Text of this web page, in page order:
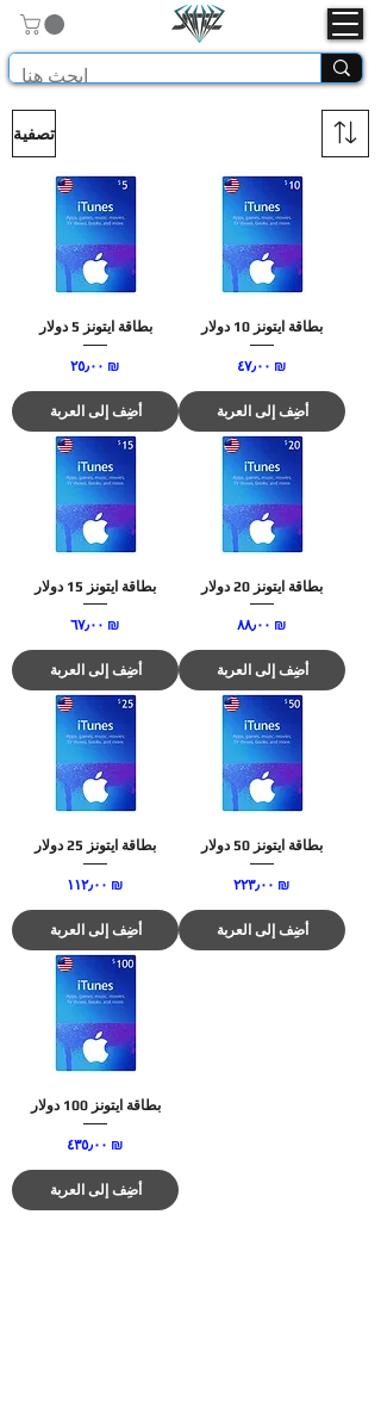
تصفية
بطاقة ايتونز 5 دولار
السعر ‏٢٥٫٠٠ ₪
أضِف إلى العربة
بطاقة ايتونز 10 دولار
السعر ‏٤٧٫٠٠ ₪
أضِف إلى العربة
بطاقة ايتونز 15 دولار
السعر ‏٦٧٫٠٠ ₪
أضِف إلى العربة
بطاقة ايتونز 20 دولار
السعر ‏٨٨٫٠٠ ₪
أضِف إلى العربة
بطاقة ايتونز 25 دولار
السعر ‏١١٢٫٠٠ ₪
أضِف إلى العربة
بطاقة ايتونز 50 دولار
السعر ‏٢٢٣٫٠٠ ₪
أضِف إلى العربة
بطاقة ايتونز 100 دولار
السعر ‏٤٣٥٫٠٠ ₪
أضِف إلى العربة